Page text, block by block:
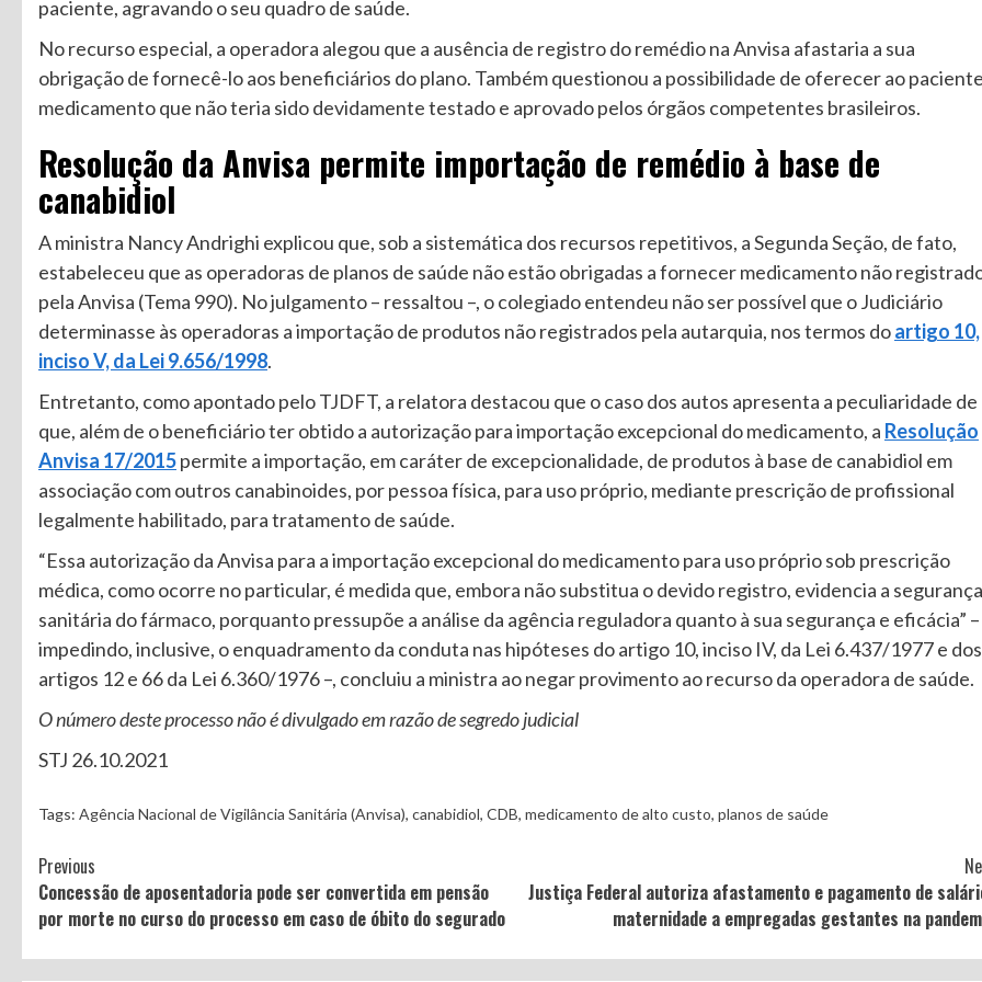
paciente, agravando o seu quadro de saúde.
No recurso especial, a operadora alegou que a ausência de registro do remédio na Anvisa afastaria a sua
obrigação de fornecê-lo aos beneficiários do plano. Também questionou a possibilidade de oferecer ao
medicamento que não teria sido devidamente testado e aprovado pelos órgãos competentes brasileiros.
Resolução da Anvisa permite importação de remédio à base de
canabidiol
A ministra Nancy Andrighi explicou que, sob a sistemática dos recursos repetitivos, a Segunda Seção, de fato,
estabeleceu que as operadoras de planos de saúde não estão obrigadas a fornecer medicamento não
pela Anvisa (Tema 990). No julgamento – ressaltou –, o colegiado entendeu não ser possível que o Judiciário
determinasse às operadoras a importação de produtos não registrados pela autarquia, nos termos doartigo 10,
inciso V, da Lei 9.656/1998.
Entretanto, como apontado pelo TJDFT, a relatora destacou que o caso dos autos apresenta a peculiaridade de
que, além de o beneficiário ter obtido a autorização para importação excepcional do medicamento, a Resolução
Anvisa 17/2015permite a importação, em caráter de excepcionalidade, de produtos à base de canabidiol em
associação com outros canabinoides, por pessoa física, para uso próprio, mediante prescrição de profissional
legalmente habilitado, para tratamento de saúde.
“Essa autorização da Anvisa para a importação excepcional do medicamento para uso próprio sob prescrição
médica, como ocorre no particular, é medida que, embora não substitua o devido registro, evidencia a segurança
sanitária do fármaco, porquanto pressupõe a análise da agência reguladora quanto à sua segurança e eficácia” –
impedindo, inclusive, o enquadramento da conduta nas hipóteses do artigo 10, inciso IV, da Lei 6.437/1977 e dos
artigos 12 e 66 da Lei 6.360/1976 –, concluiu a ministra ao negar provimento ao recurso da operadora de saúde.
O número deste processo não é divulgado em razão de segredo judicial
STJ 26.10.2021
Tags: Agência Nacional de Vigilância Sanitária (Anvisa), canabidiol, CDB, medicamento de alto custo, planos de saúde
Continue
Reading
Previous
Concessão de aposentadoria pode ser convertida em pensão
por morte no curso do processo em caso de óbito do segurado
Justiça Federal autoriza afastamento e pagamento de
maternidade a empregadas gestantes na